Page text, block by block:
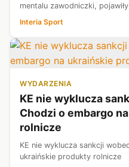
mentalu zawodniczki,
Abramowicz...
Interia Sport
WYDARZENIA
KE nie wyklucza
Chodzi o embargo
rolnicze
KE nie wyklucza sankcji
ukraińskie produkty rolnicze